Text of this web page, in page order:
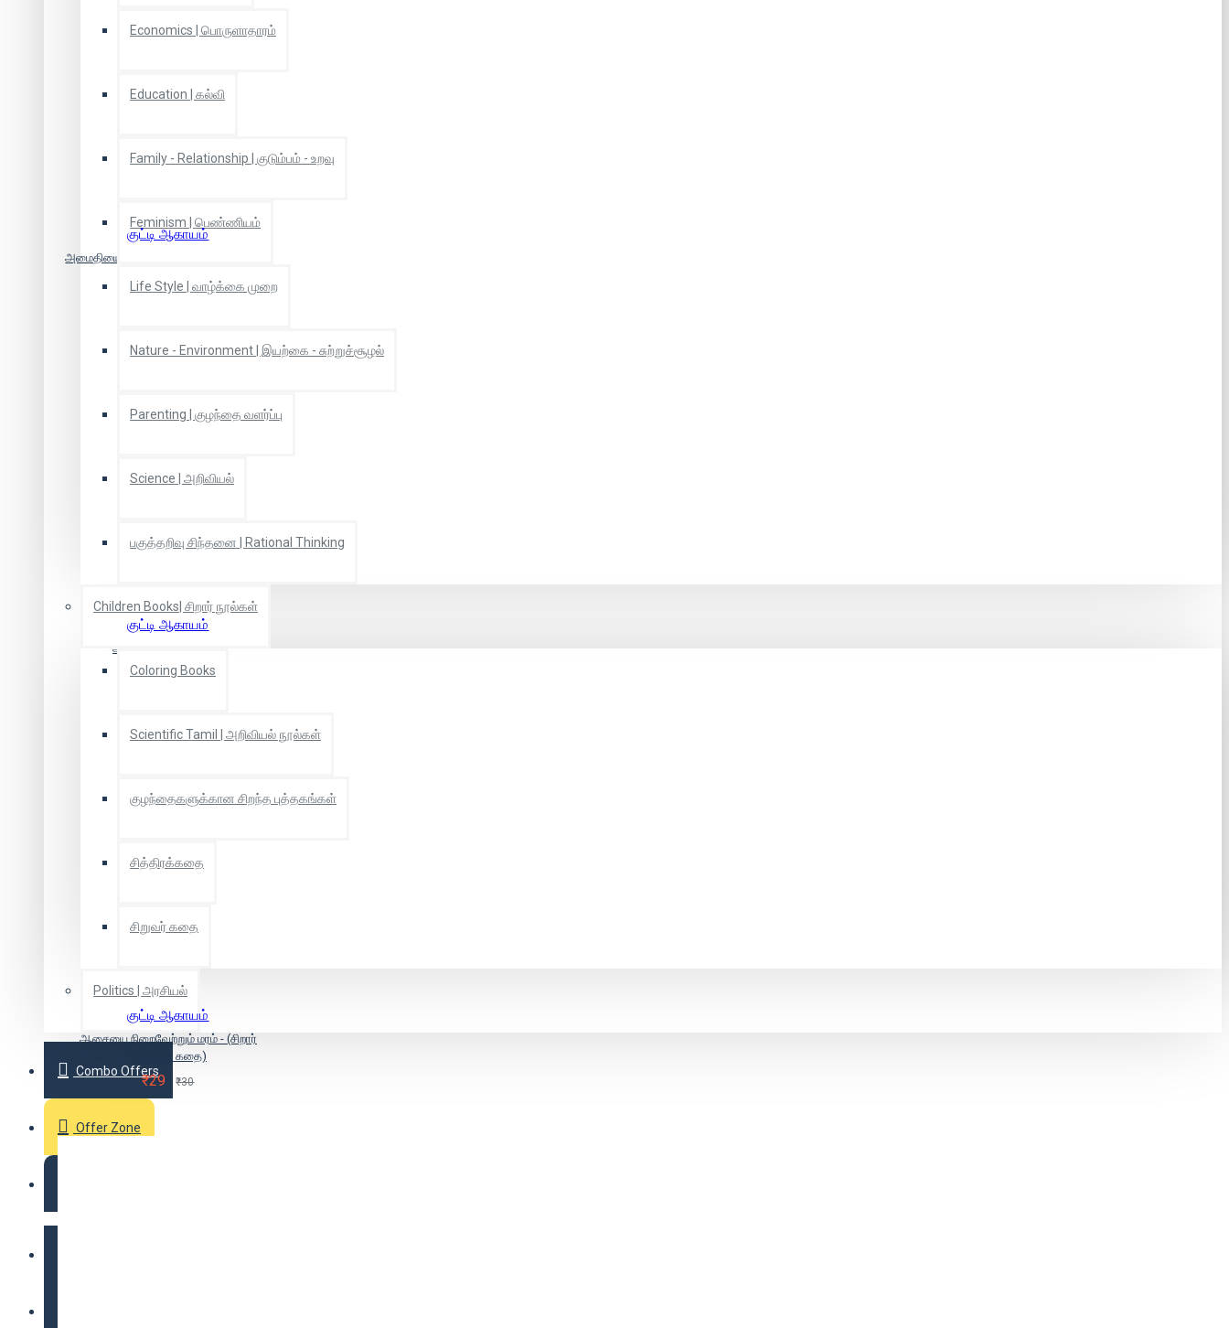
Economics | பொருளாதாரம்
Education | கல்வி
Family - Relationship | குடும்பம் - உறவு
Feminism | பெண்ணியம்
Life Style | வாழ்க்கை முறை
Nature - Environment | இயற்கை - சுற்றுச்சூழல்
Parenting | குழந்தை வளர்ப்பு
Science | அறிவியல்
பகுத்தறிவு சிந்தனை | Rational Thinking
Children Books| சிறார் நூல்கள்
Coloring Books
Scientific Tamil | அறிவியல் நூல்கள்
குழந்தைகளுக்கான சிறந்த புத்தகங்கள்
சித்திரக்கதை
சிறுவர் கதை
Politics | அரசியல்
Combo Offers
Offer Zone
குட்டி ஆகாயம்
அமைதியைப் பரப்பும் சடாகோவின் கொக்கு
₹67 ₹70
குட்டி ஆகாயம்
அம்மாவின் சேட்டைகள்
₹333 ₹350
குட்டி ஆகாயம்
ஆசையை நிறைவேற்றும் மரம் - (சிறார்
சொன்ன கதை)
₹29 ₹30